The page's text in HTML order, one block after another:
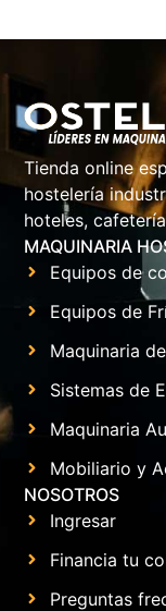
Tienda online
hostelería
hoteles,
MAQUINARIA
Equipos de
Equipos de
Maquinaria
Sistemas de
Maquinaria
Mobiliario y
NOSOTROS
Ingresar
Financia tu
Preguntas